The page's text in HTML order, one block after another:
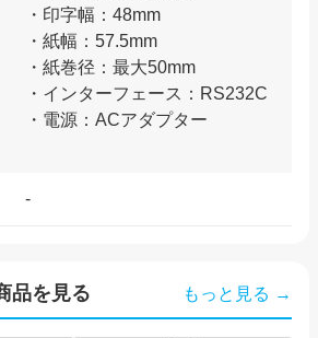
・印字幅：48mm
・紙幅：57.5mm
・紙巻径：最大50mm
・インターフェース：RS232C
・電源：ACアダプター
-
品を見る もっと見る →